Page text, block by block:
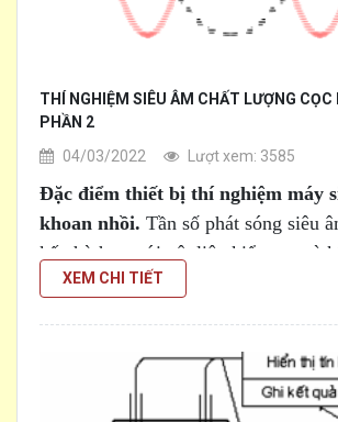
THÍ NGHIỆM SIÊU ÂM CHẤT LƯỢNG CỌC
PHẦN 2
04/03/2022
Lượt xem: 3585
Đặc điểm thiết bị thí nghiệm máy
khoan nhồi. Tần số phát sóng siêu
kế phù hợp với vật liệu kiểm tra và
khuyết tật tối thiểu cần phát hiện
XEM CHI TIẾT